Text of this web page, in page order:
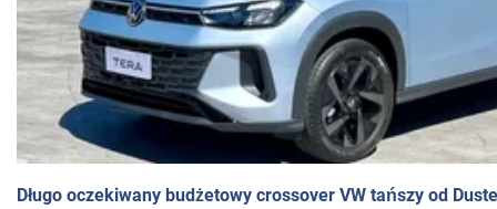
Długo oczekiwany budżetowy crossover VW tańszy od